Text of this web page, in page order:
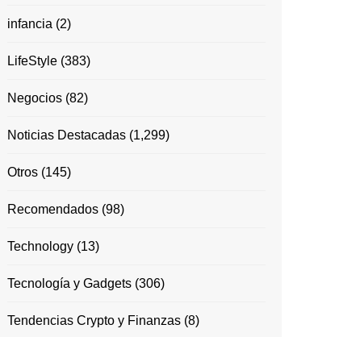
infancia (2)
LifeStyle (383)
Negocios (82)
Noticias Destacadas (1,299)
Otros (145)
Recomendados (98)
Technology (13)
Tecnología y Gadgets (306)
Tendencias Crypto y Finanzas (8)